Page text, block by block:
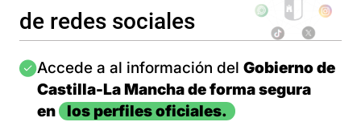
de redes sociales
Imagen
Accede a al información del Gobierno de
Castilla-La Mancha de forma segura
en
los perfiles oficiales.